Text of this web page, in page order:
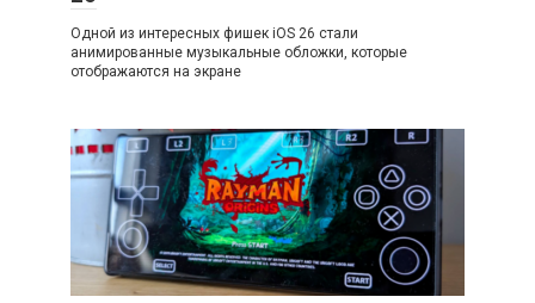
Одной из интересных фишек iOS 26 стали
анимированные музыкальные обложки, которые
отображаются на экране